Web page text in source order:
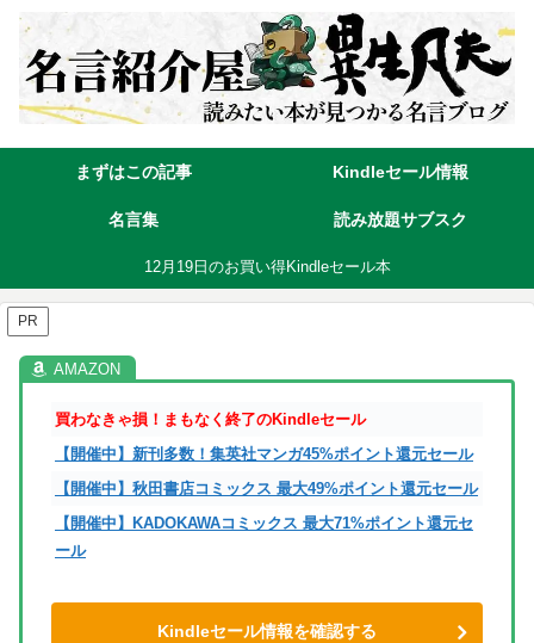
まずはこの記事 Kindleセール情報
名言集 読み放題サブスク
12月19日のお買い得Kindleセール本
PR
買わなきゃ損！まもなく終了のKindleセール
【開催中】新刊多数！集英社マンガ45%ポイント還元セール
【開催中】秋田書店コミックス 最大49%ポイント還元セール
【開催中】KADOKAWAコミックス 最大71%ポイント還元セ
ール
Kindleセール情報を確認する